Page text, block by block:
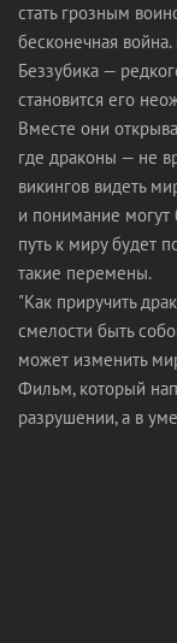
стать грозным
бесконечная
Беззубика —
становится его
Вместе они
где драконы — не
викингов видеть
и понимание могут
путь к миру будет
такие перемены.
"Как приручить
смелости быть
может изменить
Фильм, который
разрушении, а в